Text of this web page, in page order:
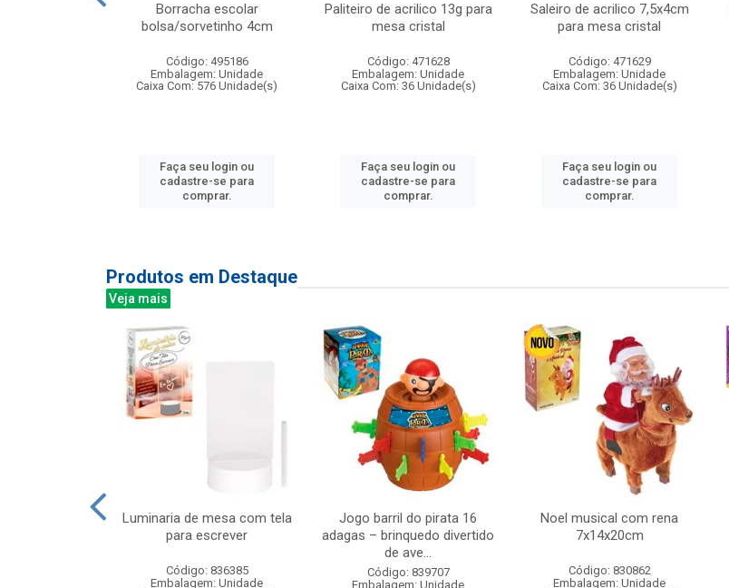
Borracha escolar
bolsa/sorvetinho 4cm
Código: 495186
Embalagem: Unidade
Caixa Com: 576 Unidade(s)
Faça seu login ou
cadastre-se para
comprar.
Paliteiro de acrilico 13g para
mesa cristal
Código: 471628
Embalagem: Unidade
Caixa Com: 36 Unidade(s)
Faça seu login ou
cadastre-se para
comprar.
Saleiro de acrilico 7,5x4cm
para mesa cristal
Código: 471629
Embalagem: Unidade
Caixa Com: 36 Unidade(s)
Faça seu login ou
cadastre-se para
comprar.
Produtos em Destaque
Veja mais
Luminaria de mesa com tela
para escrever
Código: 836385
Embalagem: Unidade
Jogo barril do pirata 16
adagas – brinquedo divertido
de ave...
Código: 839707
Embalagem: Unidade
Noel musical com rena
7x14x20cm
Código: 830862
Embalagem: Unidade